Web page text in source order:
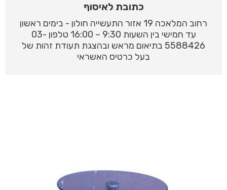
כתובת לאיסוף
רחוב המלאכה 19 אזור התעשייה חולון - בימים ראשון
עד חמישי בין השעות 9:30 – 16:00 טלפון 03-
5588426 בתיאום מראש ובהצגת תעודת זהות של
בעל כרטיס האשראי